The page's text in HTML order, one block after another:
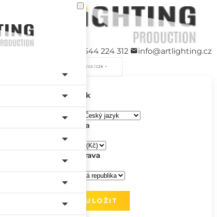
+420 544 224 312 info@artlighting.cz
/ CS / CZK
Jazyk
Měna
Doprava